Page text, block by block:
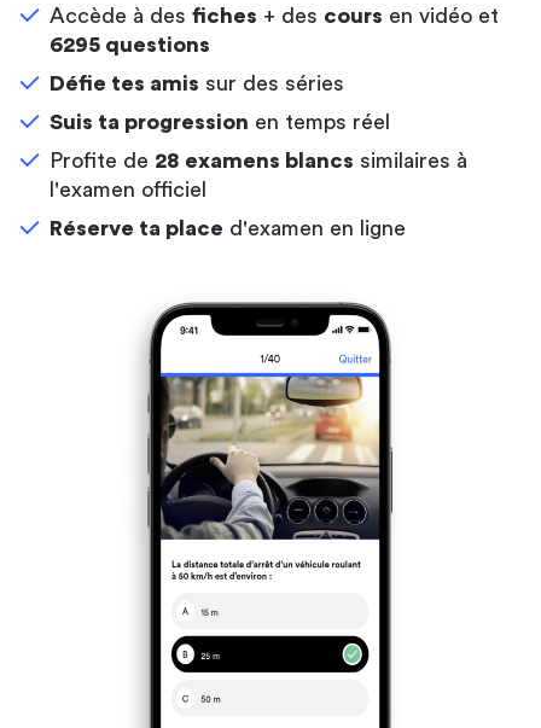
Accède à des fiches + des cours en vidéo et
6295 questions
Défie tes amis sur des séries
Suis ta progression en temps réel
Profite de 28 examens blancs similaires à
l'examen officiel
Réserve ta place d'examen en ligne